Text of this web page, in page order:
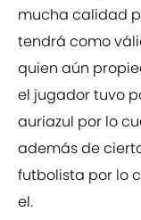
mucha calidad
tendrá como
quien aún
el jugador tuvo
auriazul por lo
además de
futbolista por lo
el.